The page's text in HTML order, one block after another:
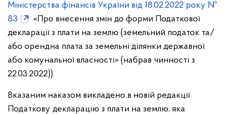
Міністерства фінансів України від 18.02.2022 року №
83
«Про внесення змін до форми Податкової
декларації з плати на землю (земельний податок та/
або орендна плата за земельні ділянки державної
або комунальної власності» (набрав чинності з
22.03.2022)).
Вказаним наказом викладено в новій редакції
Податкову декларацію з плати на землю, яка